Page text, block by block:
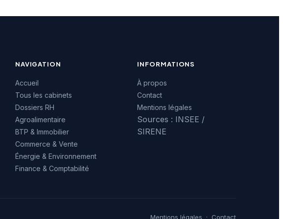
NAVIGATION
Accueil
Tous les cabinets
Dossiers RH
Agroalimentaire
BTP & Immobilier
Commerce & Vente
Énergie & Environnement
Finance & Comptabilité
INFORMATIONS
À propos
Contact
Mentions légales
Sources : INSEE /
SIRENE
Mentions légales · Contact